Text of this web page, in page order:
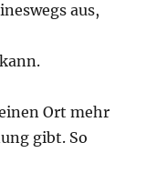
aus,
Ort mehr
gibt. So